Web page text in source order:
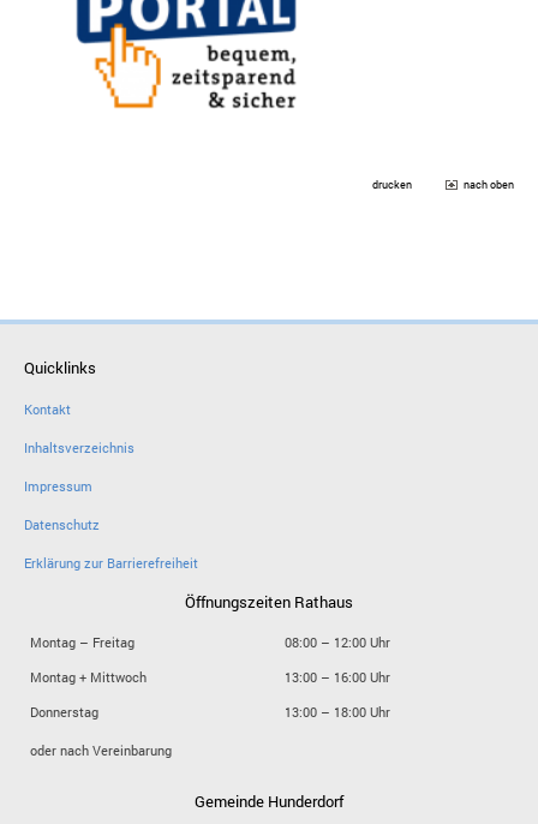
drucken nach oben
Quicklinks
Kontakt
Inhaltsverzeichnis
Impressum
Datenschutz
Erklärung zur Barrierefreiheit
Öffnungszeiten Rathaus
Montag – Freitag
08:00 – 12:00 Uhr
Montag + Mittwoch
13:00 – 16:00 Uhr
Donnerstag
13:00 – 18:00 Uhr
oder nach Vereinbarung
Gemeinde Hunderdorf